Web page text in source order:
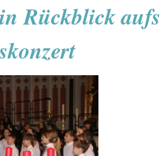
Rückblick aufs